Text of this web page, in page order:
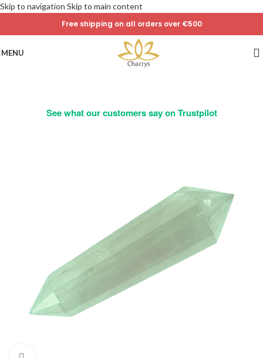
Skip to navigation Skip to main content
Free shipping on all orders over €500
MENU
See what our customers say on Trustpilot